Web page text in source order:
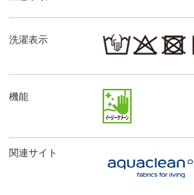
洗濯表示
機能
関連サイト